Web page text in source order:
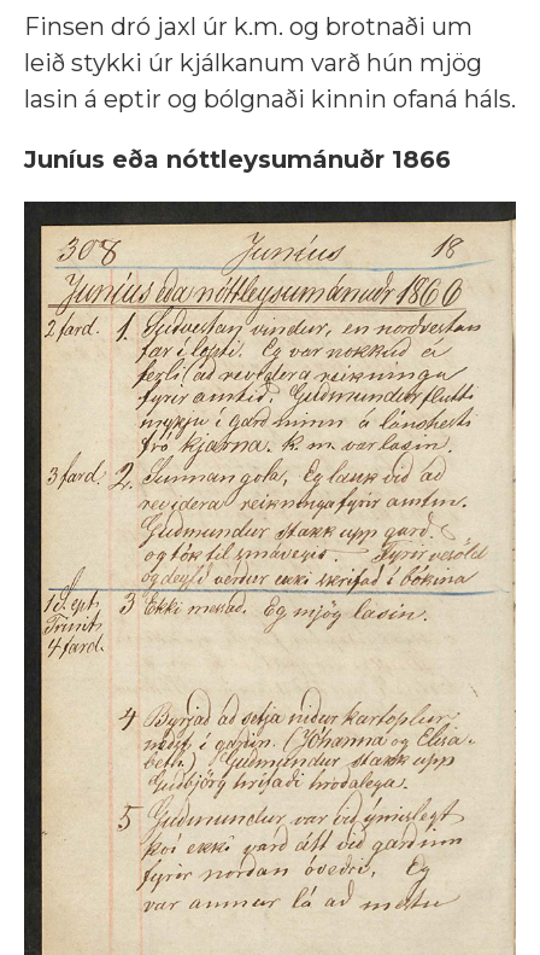
Finsen dró jaxl úr k.m. og brotnaði um
leið stykki úr kjálkanum varð hún mjög
lasin á eptir og bólgnaði kinnin ofaná háls.
Juníus eða nóttleysumánuðr 1866